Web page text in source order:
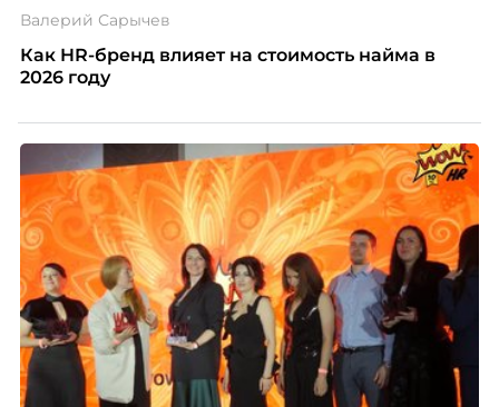
Валерий Сарычев
Как HR-бренд влияет на стоимость найма в
2026 году